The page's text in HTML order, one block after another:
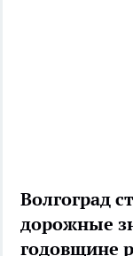
Волгоград
дорожные
годовщине